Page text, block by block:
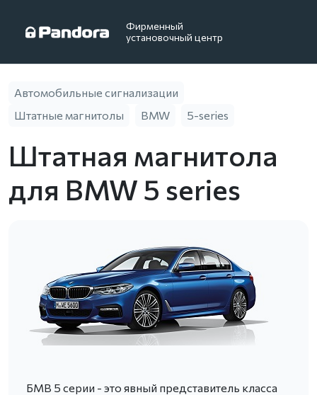
Фирменный
установочный центр
Автомобильные сигнализации
Штатные магнитолы
BMW 5-series
Штатная магнитола
для BMW 5 series
БМВ 5 серии - это явный представитель класса